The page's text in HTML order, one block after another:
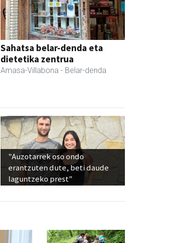
Sahatsa belar-denda eta
dietetika zentrua
Amasa-Villabona - Belar-denda
"Auzotarrek oso ondo
erantzuten dute, beti daude
laguntzeko prest"